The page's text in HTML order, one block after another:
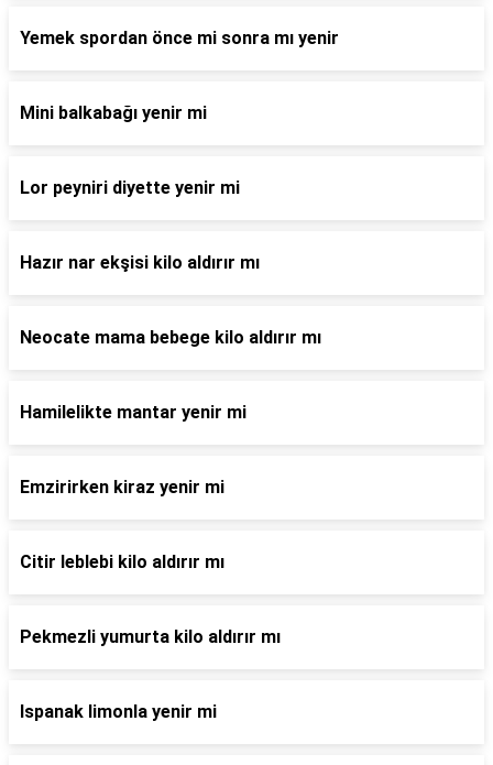
Yemek spordan önce mi sonra mı yenir
Mini balkabağı yenir mi
Lor peyniri diyette yenir mi
Hazır nar ekşisi kilo aldırır mı
Neocate mama bebege kilo aldırır mı
Hamilelikte mantar yenir mi
Emzirirken kiraz yenir mi
Citir leblebi kilo aldırır mı
Pekmezli yumurta kilo aldırır mı
Ispanak limonla yenir mi